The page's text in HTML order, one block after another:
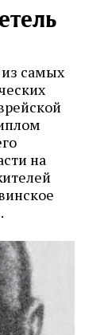
самых
на